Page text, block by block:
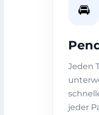
🚘
Jeden
jeder